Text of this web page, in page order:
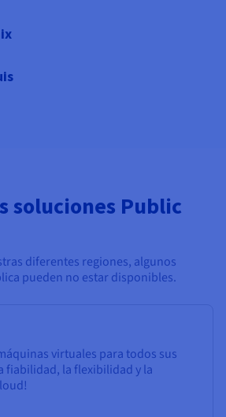
soluciones Public
diferentes regiones, algunos
pueden no estar disponibles.
virtuales para todos sus
fiabilidad, la flexibilidad y la